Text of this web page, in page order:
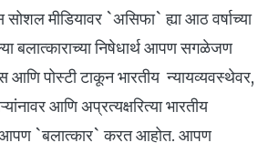
मीडियावर `असिफा` ह्या आठ वर्षाच्या
बलात्काराच्या निषेधार्थ आपण सगळेजण
आणि पोस्टी टाकून भारतीय न्यायव्यवस्थेवर,
आणि अप्रत्यक्षरित्या भारतीय
आपण `बलात्कार` करत आहोत. आपण